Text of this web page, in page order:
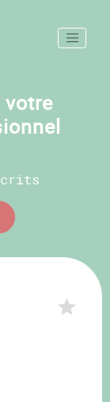
votre